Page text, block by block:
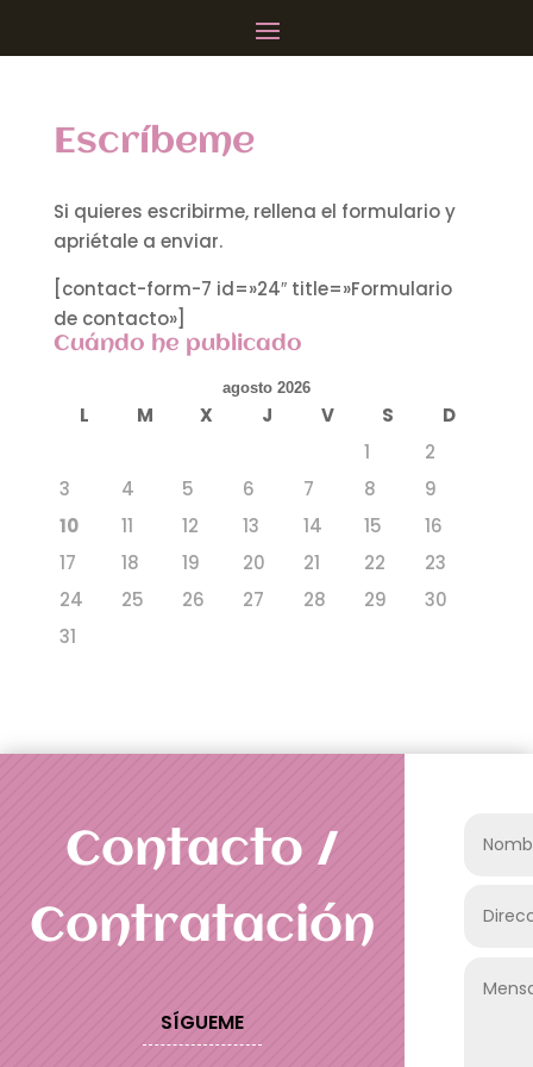
Escríbeme
Si quieres escribirme, rellena el formulario y
apriétale a enviar.
[contact-form-7 id=»24″ title=»Formulario
de contacto»]
Cuándo he publicado
agosto 2026
L M X J V S
D
1
2
3
4 5 6 7 8
9
10
11 12 13 14 15
16
17
18 19 20 21 22
23
24
25 26 27 28 29
30
31
Contacto /
Contratación
SÍGUEME